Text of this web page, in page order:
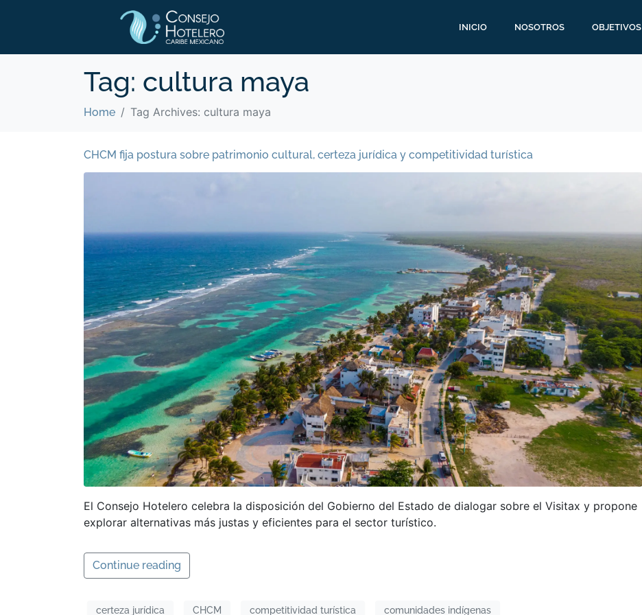
INICIO NOSOTROS OBJETIVOS
Tag: cultura maya
Home Tag Archives: cultura maya
CHCM fija postura sobre patrimonio cultural, certeza jurídica y competitividad turística
El Consejo Hotelero celebra la disposición del Gobierno del Estado de dialogar sobre el Visitax y propone
explorar alternativas más justas y eficientes para el sector turístico.
Continue reading
certeza jurídica CHCM competitividad turística comunidades indígenas